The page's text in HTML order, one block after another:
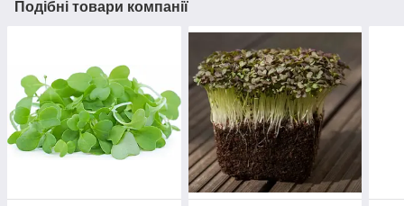
Подібні товари компанії